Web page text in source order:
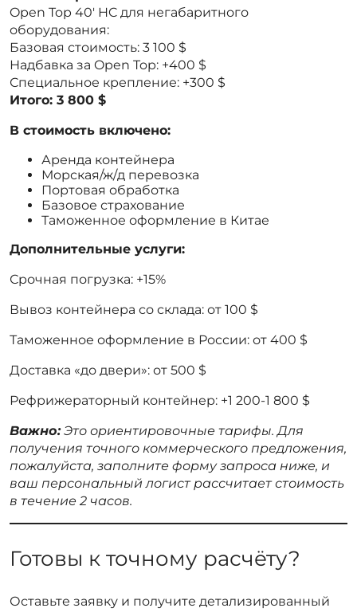
Open Top 40′ HC для негабаритного
оборудования:
Базовая стоимость: 3 100 $
Надбавка за Open Top: +400 $
Специальное крепление: +300 $
Итого: 3 800 $
В стоимость включено:
Аренда контейнера
Морская/ж/д перевозка
Портовая обработка
Базовое страхование
Таможенное оформление в Китае
Дополнительные услуги:
Срочная погрузка: +15%
Вывоз контейнера со склада: от 100 $
Таможенное оформление в России: от 400 $
Доставка «до двери»: от 500 $
Рефрижераторный контейнер: +1 200-1 800 $
Важно:Это ориентировочные тарифы. Для
получения точного коммерческого предложения,
пожалуйста, заполните форму запроса ниже, и
ваш персональный логист рассчитает стоимость
в течение 2 часов.
Готовы к точному расчёту?
Оставьте заявку и получите детализированный